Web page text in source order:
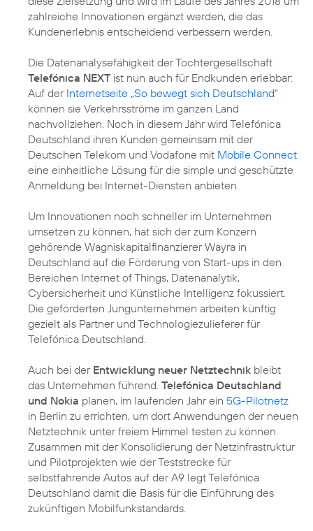
zahlreiche Innovationen ergänzt werden, die das
Kundenerlebnis entscheidend verbessern werden.
Die Datenanalysefähigkeit der Tochtergesellschaft
Telefónica NEXT ist nun auch für Endkunden erlebbar:
Auf der Internetseite „So bewegt sich Deutschland“
können sie Verkehrsströme im ganzen Land
nachvollziehen. Noch in diesem Jahr wird Telefónica
Deutschland ihren Kunden gemeinsam mit der
Deutschen Telekom und Vodafone mit Mobile Connect
eine einheitliche Lösung für die simple und geschützte
Anmeldung bei Internet-Diensten anbieten.
Um Innovationen noch schneller im Unternehmen
umsetzen zu können, hat sich der zum Konzern
gehörende Wagniskapitalfinanzierer Wayra in
Deutschland auf die Förderung von Start-ups in den
Bereichen Internet of Things, Datenanalytik,
Cybersicherheit und Künstliche Intelligenz fokussiert.
Die geförderten Jungunternehmen arbeiten künftig
gezielt als Partner und Technologiezulieferer für
Telefónica Deutschland.
Auch bei der Entwicklung neuer Netztechnik bleibt
das Unternehmen führend. Telefónica Deutschland
und Nokia planen, im laufenden Jahr ein 5G-Pilotnetz
in Berlin zu errichten, um dort Anwendungen der neuen
Netztechnik unter freiem Himmel testen zu können.
Zusammen mit der Konsolidierung der Netzinfrastruktur
und Pilotprojekten wie der Teststrecke für
selbstfahrende Autos auf der A9 legt Telefónica
Deutschland damit die Basis für die Einführung des
zukünftigen Mobilfunkstandards.